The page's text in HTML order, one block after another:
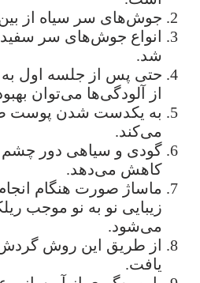
جوش‌های سر سیاه از
انواع جوش‌های سر سفید
شد.
حتی پس از جلسه اول
از آلودگی‌ها می‌توان
به یکدست شدن پوست
می‌کند.
گودی و سیاهی دور چشم
کاهش می‌دهد.
ماساژ صورت هنگام
زیبایی نو به نو موجب
می‌شود.
از طریق این روش گردش
یافت.